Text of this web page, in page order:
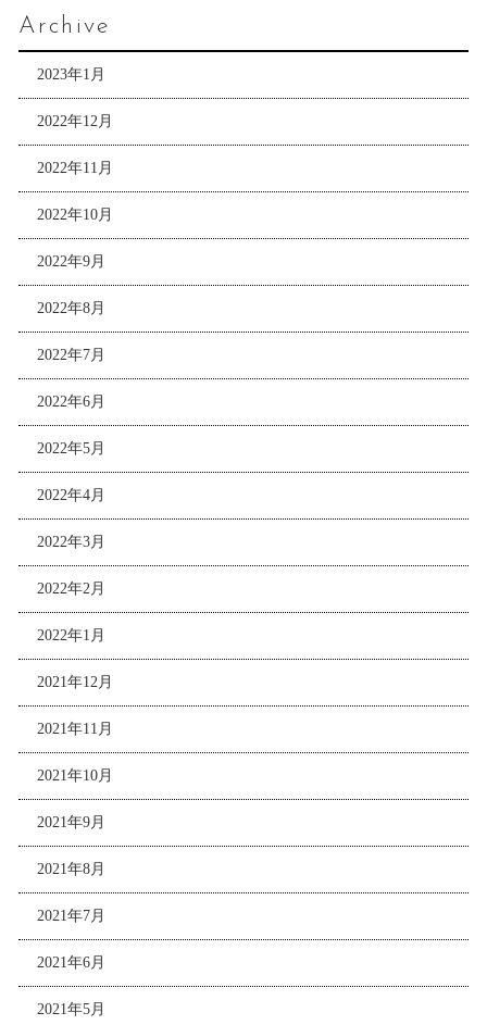
Archive
2023年1月
2022年12月
2022年11月
2022年10月
2022年9月
2022年8月
2022年7月
2022年6月
2022年5月
2022年4月
2022年3月
2022年2月
2022年1月
2021年12月
2021年11月
2021年10月
2021年9月
2021年8月
2021年7月
2021年6月
2021年5月